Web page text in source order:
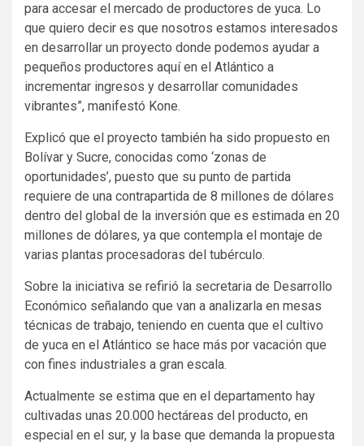
para accesar el mercado de productores de yuca. Lo
que quiero decir es que nosotros estamos interesados
en desarrollar un proyecto donde podemos ayudar a
pequeños productores aquí en el Atlántico a
incrementar ingresos y desarrollar comunidades
vibrantes”, manifestó Kone.
Explicó que el proyecto también ha sido propuesto en
Bolívar y Sucre, conocidas como ‘zonas de
oportunidades’, puesto que su punto de partida
requiere de una contrapartida de 8 millones de dólares
dentro del global de la inversión que es estimada en 20
millones de dólares, ya que contempla el montaje de
varias plantas procesadoras del tubérculo.
Sobre la iniciativa se refirió la secretaria de Desarrollo
Económico señalando que van a analizarla en mesas
técnicas de trabajo, teniendo en cuenta que el cultivo
de yuca en el Atlántico se hace más por vacación que
con fines industriales a gran escala.
Actualmente se estima que en el departamento hay
cultivadas unas 20.000 hectáreas del producto, en
especial en el sur, y la base que demanda la propuesta